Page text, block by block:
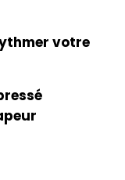
votre